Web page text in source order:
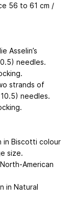
56 to 61 cm /
Asselin’s
needles.
strands of
10.5) needles.
in Biscotti colour
size.
American
in Natural